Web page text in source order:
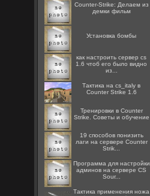
Counter-Strike: Делаем из
демки фильм
Установка бомбы
как настроить сервер cs
1.6 чтоб его было видно
из...
Тактика на cs_italy в
Counter Strike 1.6
Тренировки в Counter
Strike. Советы и обучение
19 способов понизить
лаги на сервере Counter
Strik...
Программа для настройки
админов на сервере CS
Sour...
Тактика применения ножа